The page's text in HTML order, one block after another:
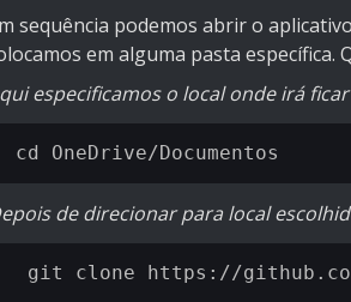
sequência podemos abrir o
em alguma pasta específica.
especificamos o local onde irá
de direcionar para local